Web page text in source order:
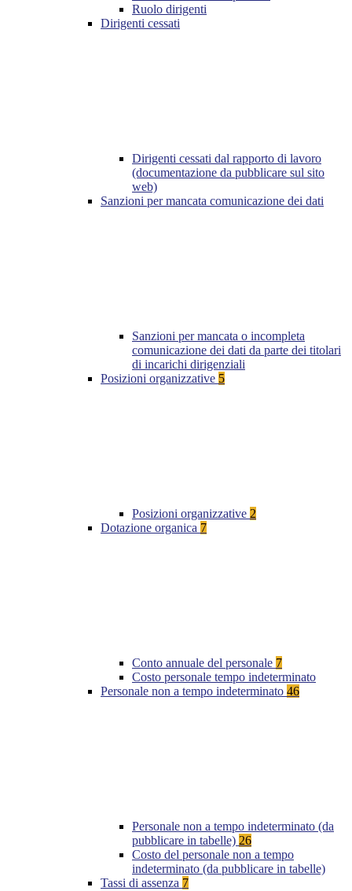
Ruolo dirigenti
Dirigenti cessati
Dirigenti cessati dal rapporto di lavoro
(documentazione da pubblicare sul sito
web)
Sanzioni per mancata comunicazione dei dati
Sanzioni per mancata o incompleta
comunicazione dei dati da parte dei titolari
di incarichi dirigenziali
Posizioni organizzative 5
Posizioni organizzative 2
Dotazione organica 7
Conto annuale del personale 7
Costo personale tempo indeterminato
Personale non a tempo indeterminato 46
Personale non a tempo indeterminato (da
pubblicare in tabelle) 26
Costo del personale non a tempo
indeterminato (da pubblicare in tabelle)
Tassi di assenza 7